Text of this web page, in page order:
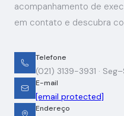
acompanhamento de
em contato e descubra
Telefone
(021) 3139-3931 ·
E-mail
[email protected]
Endereço